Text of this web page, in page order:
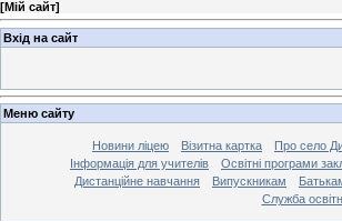
[Мій сайт]
Вхід на сайт
Меню сайту
Новини ліцею Візитна картка Про село
Інформація для учителів
Освітні програми
Дистанційне навчання
Випускникам
Служба